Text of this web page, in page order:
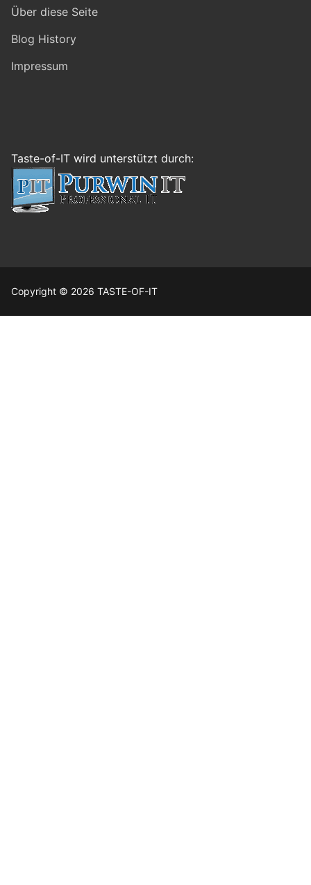
Über diese Seite
Blog History
Impressum
Taste-of-IT wird unterstützt durch:
Copyright © 2026 TASTE-OF-IT